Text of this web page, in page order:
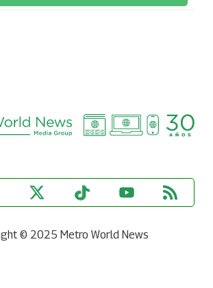
© 2025 Metro World News